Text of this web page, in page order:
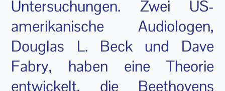
Untersuchungen. Zwei US-
amerikanische Audiologen,
Douglas L. Beck und Dave
Fabry, haben eine Theorie
entwickelt, die Beethovens